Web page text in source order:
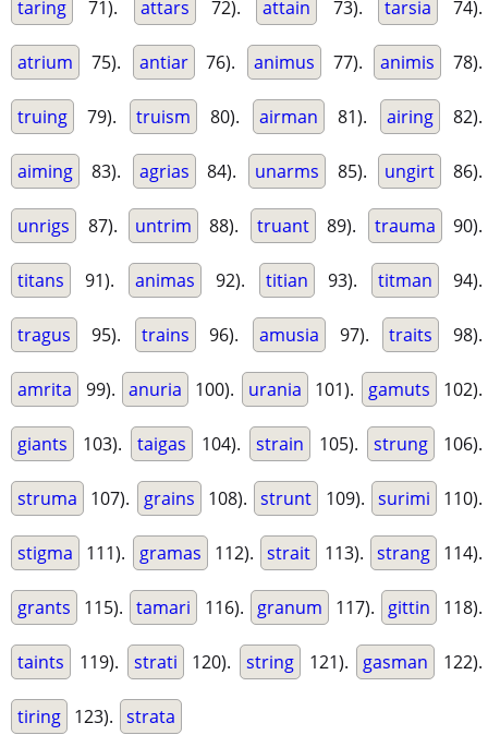
taring 71). attars 72). attain 73). tarsia 74).
atrium 75). antiar 76). animus 77). animis 78).
truing 79). truism 80). airman 81). airing 82).
aiming 83). agrias 84). unarms 85). ungirt 86).
unrigs 87). untrim 88). truant 89). trauma 90).
titans 91). animas 92). titian 93). titman 94).
tragus 95). trains 96). amusia 97). traits 98).
amrita 99). anuria 100). urania 101). gamuts 102).
giants 103). taigas 104). strain 105). strung 106).
struma 107). grains 108). strunt 109). surimi 110).
stigma 111). gramas 112). strait 113). strang 114).
grants 115). tamari 116). granum 117). gittin 118).
taints 119). strati 120). string 121). gasman 122).
tiring 123). strata